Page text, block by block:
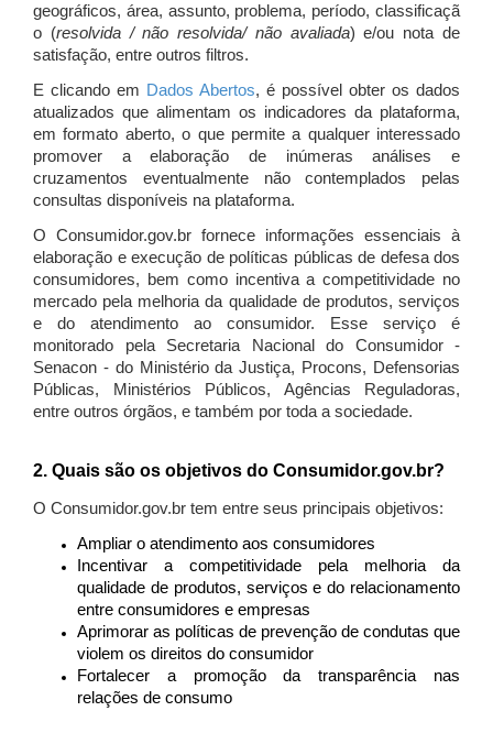
geográficos, área, assunto, problema, período, classificaçã
o (resolvida / não resolvida/ não avaliada) e/ou nota de
satisfação, entre outros filtros.
E clicando em Dados Abertos, é possível obter os dados
atualizados que alimentam os indicadores da plataforma,
em formato aberto, o que permite a qualquer interessado
promover a elaboração de inúmeras análises e
cruzamentos eventualmente não contemplados pelas
consultas disponíveis na plataforma.
O Consumidor.gov.br fornece informações essenciais à
elaboração e execução de políticas públicas de defesa dos
consumidores, bem como incentiva a competitividade no
mercado pela melhoria da qualidade de produtos, serviços
e do atendimento ao consumidor. Esse serviço é
monitorado pela Secretaria Nacional do Consumidor -
Senacon - do Ministério da Justiça, Procons, Defensorias
Públicas, Ministérios Públicos, Agências Reguladoras,
entre outros órgãos, e também por toda a sociedade.
2. Quais são os objetivos do Consumidor.gov.br?
O Consumidor.gov.br tem entre seus principais objetivos:
Ampliar o atendimento aos consumidores
Incentivar a competitividade pela melhoria da
qualidade de produtos, serviços e do relacionamento
entre consumidores e empresas
Aprimorar as políticas de prevenção de condutas que
violem os direitos do consumidor
Fortalecer a promoção da transparência nas
relações de consumo